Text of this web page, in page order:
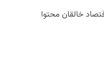
خالقان محتوا